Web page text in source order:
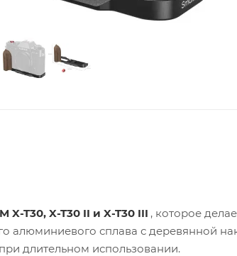
X-T30, X-T30 II и X-T30 III , которое
алюминиевого сплава с деревянной
длительном использовании.